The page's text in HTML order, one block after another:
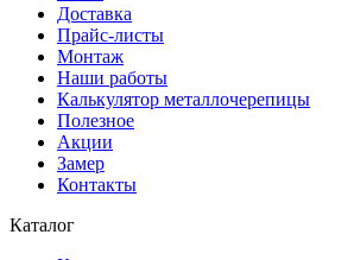
Доставка
Прайс-листы
Монтаж
Наши работы
Калькулятор металлочерепицы
Полезное
Акции
Замер
Контакты
Каталог